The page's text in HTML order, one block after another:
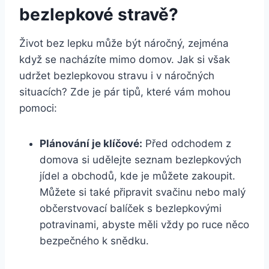
bezlepkové stravě?
Život bez lepku může být náročný, zejména
když se nacházíte mimo domov. Jak si však
udržet bezlepkovou stravu i v náročných
situacích? Zde je pár tipů, které vám mohou
pomoci:
Plánování je klíčové: Před odchodem z
domova si udělejte seznam bezlepkových
jídel a obchodů, kde je můžete zakoupit.
Můžete si také připravit svačinu nebo malý
občerstvovací balíček s bezlepkovými
potravinami, abyste měli vždy po ruce něco
bezpečného k snědku.